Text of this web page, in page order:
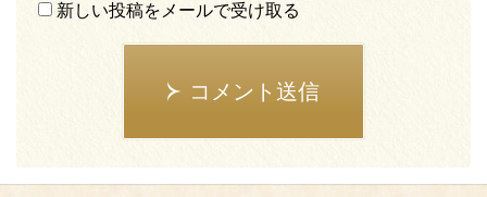
新しい投稿をメールで受け取る
コメント送信